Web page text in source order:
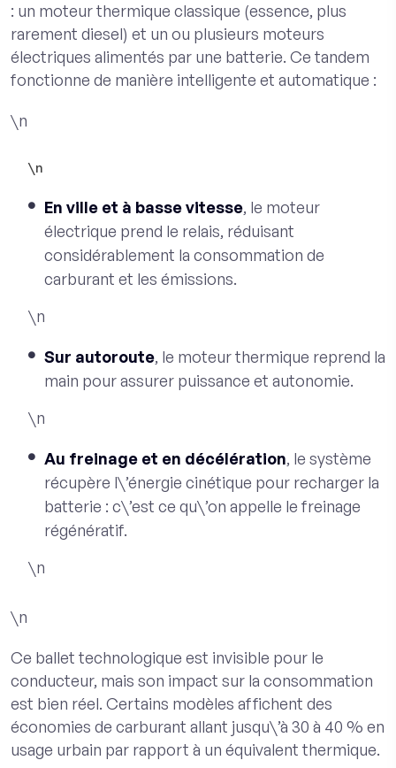
: un moteur thermique classique (essence, plus
rarement diesel) et un ou plusieurs moteurs
électriques alimentés par une batterie. Ce tandem
fonctionne de manière intelligente et automatique :
\n
\n
En ville et à basse vitesse, le moteur
électrique prend le relais, réduisant
considérablement la consommation de
carburant et les émissions.
\n
Sur autoroute, le moteur thermique reprend la
main pour assurer puissance et autonomie.
\n
Au freinage et en décélération, le système
récupère l\’énergie cinétique pour recharger la
batterie : c\’est ce qu\’on appelle le freinage
régénératif.
\n
\n
Ce ballet technologique est invisible pour le
conducteur, mais son impact sur la consommation
est bien réel. Certains modèles affichent des
économies de carburant allant jusqu\’à 30 à 40 % en
usage urbain par rapport à un équivalent thermique.